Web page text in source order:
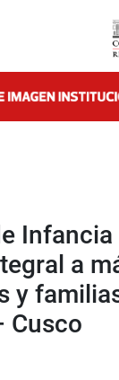
Infancia
a
y
Cusco